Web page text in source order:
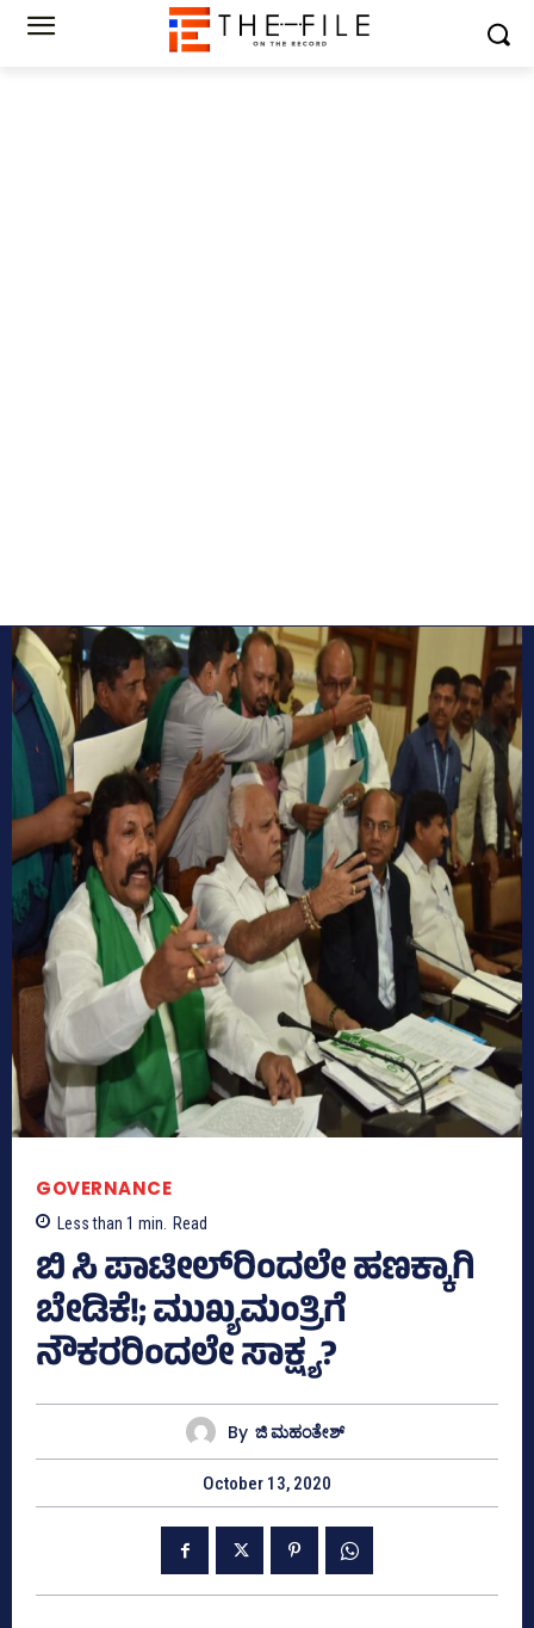
GOVERNANCE
Less than 1 min. Read
ಬಿ ಸಿ ಪಾಟೀಲ್‌ರಿಂದಲೇ ಹಣಕ್ಕಾಗಿ
ಬೇಡಿಕೆ!; ಮುಖ್ಯಮಂತ್ರಿಗೆ
ನೌಕರರಿಂದಲೇ ಸಾಕ್ಷ್ಯ?
By ಜಿ ಮಹಂತೇಶ್
October 13, 2020